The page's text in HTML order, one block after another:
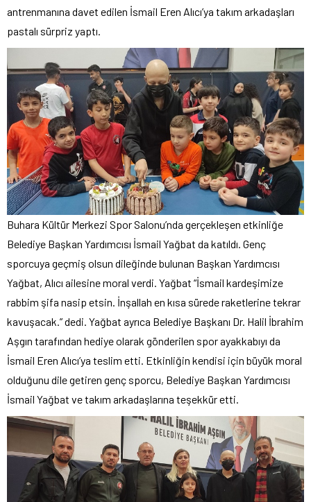
antrenmanına davet edilen İsmail Eren Alıcı’ya takım arkadaşları
pastalı sürpriz yaptı.
Buhara Kültür Merkezi Spor Salonu’nda gerçekleşen etkinliğe
Belediye Başkan Yardımcısı İsmail Yağbat da katıldı. Genç
sporcuya geçmiş olsun dileğinde bulunan Başkan Yardımcısı
Yağbat, Alıcı ailesine moral verdi. Yağbat “İsmail kardeşimize
rabbim şifa nasip etsin. İnşallah en kısa sürede raketlerine tekrar
kavuşacak.” dedi. Yağbat ayrıca Belediye Başkanı Dr. Halil İbrahim
Aşgın tarafından hediye olarak gönderilen spor ayakkabıyı da
İsmail Eren Alıcı’ya teslim etti. Etkinliğin kendisi için büyük moral
olduğunu dile getiren genç sporcu, Belediye Başkan Yardımcısı
İsmail Yağbat ve takım arkadaşlarına teşekkür etti.